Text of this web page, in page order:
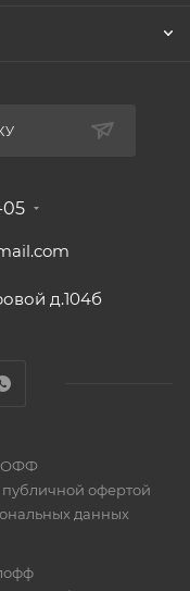
д.104б
публичной офертой
данных